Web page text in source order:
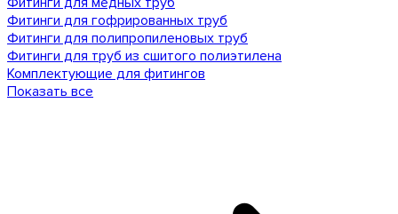
Фитинги для гофрированных труб
Фитинги для полипропиленовых труб
Фитинги для труб из сшитого полиэтилена
Комплектующие для фитингов
Показать все